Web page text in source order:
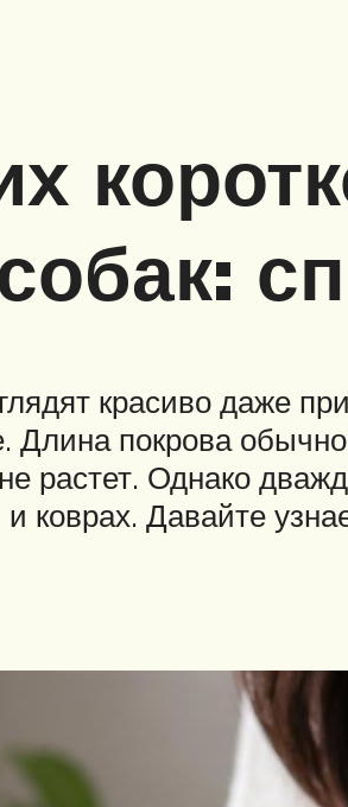
красиво даже
Длина покрова
растет. Однако
коврах. Давайте